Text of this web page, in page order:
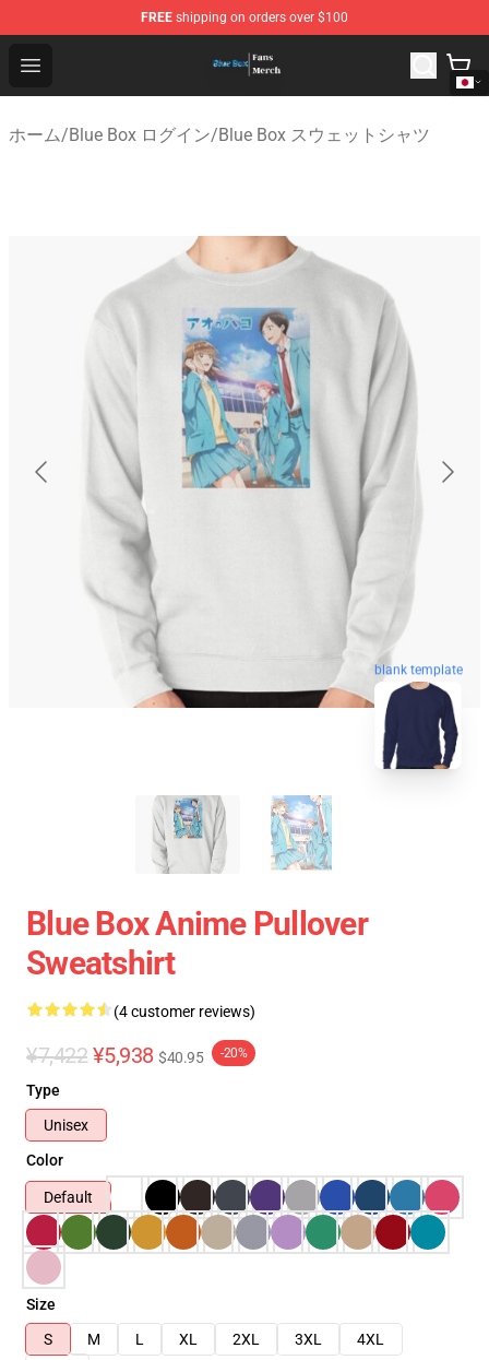
FREE shipping on orders over $100
Open menu
Blue Box Store - Official Blue Box Merchandise Shop
ホーム/Blue Box ログイン/Blue Box スウェットシャツ
blank template
Blue Box Anime Pullover
Sweatshirt
(4 customer reviews)
¥7,422 ¥5,938 $40.95 -20%
Type
Unisex
Color
Default
Size
S
M L XL 2XL 3XL
4XL